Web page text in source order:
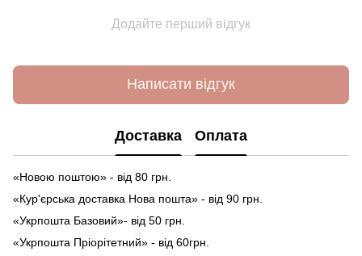
Додайте перший відгук
Написати відгук
Доставка Оплата
«Новою поштою» - від 80 грн.
«Кур'єрська доставка Нова пошта» - від 90 грн.
«Укрпошта Базовий»- від 50 грн.
«Укрпошта Пріорітетний» - від 60грн.